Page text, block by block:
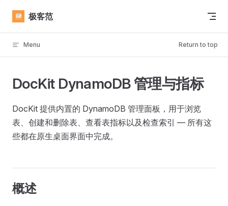
Skip to content
极客范
Menu Return to top
DocKit DynamoDB 管理与指标
DocKit 提供内置的 DynamoDB 管理面板，用于浏览
表、创建和删除表、查看表指标以及检查索引 — 所有这
些都在原生桌面界面中完成。
概述